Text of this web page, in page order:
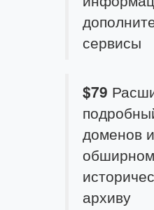
сервисы
$79
доменов
архиву